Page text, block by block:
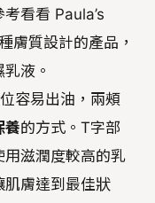
看看 Paula’s
膚質設計的產品，
液。
容易出油，兩頰
養的方式。T字部
滋潤度較高的乳
肌膚達到最佳狀